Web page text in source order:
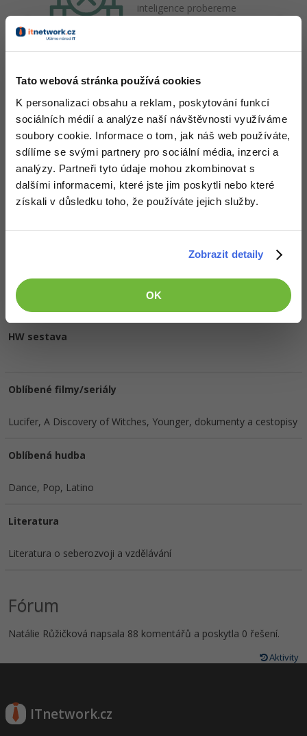
Tato webová stránka používá cookies
K personalizaci obsahu a reklam, poskytování funkcí
sociálních médií a analýze naší návštěvnosti využíváme
soubory cookie. Informace o tom, jak náš web používáte,
sdílíme se svými partnery pro sociální média, inzerci a
analýzy. Partneři tyto údaje mohou zkombinovat s
dalšími informacemi, které jste jim poskytli nebo které
získali v důsledku toho, že používáte jejich služby.
Zobrazit detaily
OK
inteligence probereme
Zobrazit vše (466)
Ocenění
Natálie Růžičková zatím nezískala žádná ocenění.
Doplňující informace
VS Code
HW sestava
Oblíbené filmy/seriály
Lucifer, A Discovery of Witches, Younger, dokumenty a cestopisy
Oblíbená hudba
Dance, Pop, Latino
Literatura
Literatura o seberozvoji a vzdělávání
Fórum
Natálie Růžičková napsala 88 komentářů a poskytla 0 řešení.
Aktivity
ITnetwork.cz